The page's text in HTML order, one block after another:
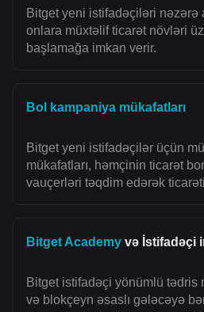
Bitget yeni istifadəçiləri nəzərə
onlara müxtəlif ticarət növləri
başlamağa imkan verir.
Bol kampaniya mükafatları
Bitget yeni istifadəçilər üçün
mükafatları, həmçinin ticarət
vauçerləri təqdim edərək
Bitget Academy və İstifadəçi
Bitget istifadəçi yönümlü tədris
və blokçeyn əsaslı gələcəyə